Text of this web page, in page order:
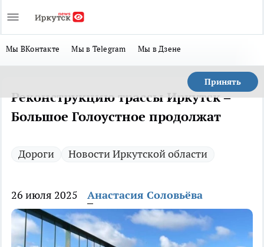
Мы ВКонтакте Мы в Telegram Мы в Дзене
Принять
Реконструкцию трассы Иркутск –
Большое Голоустное продолжат
Дороги Новости Иркутской области
26 июля 2025 Анастасия Соловьёва